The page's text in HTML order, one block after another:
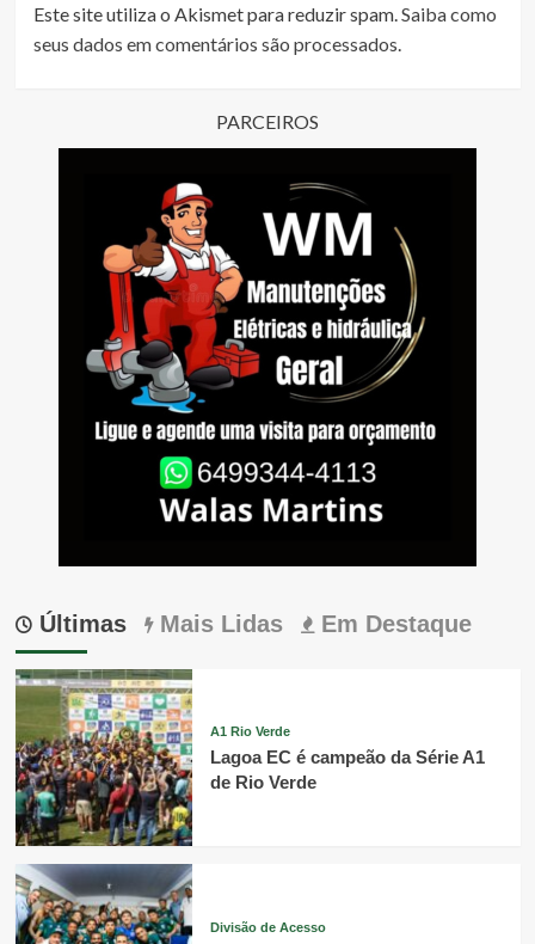
Este site utiliza o Akismet para reduzir spam.Saiba como
seus dados em comentários são processados.
PARCEIROS
Últimas Mais Lidas Em Destaque
A1 Rio Verde
Lagoa EC é campeão da Série A1
de Rio Verde
Divisão de Acesso